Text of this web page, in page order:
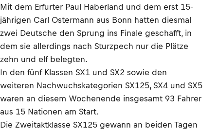
Mit dem Erfurter Paul Haberland und dem erst 15-
jährigen Carl Ostermann aus Bonn hatten diesmal
zwei Deutsche den Sprung ins Finale geschafft, in
dem sie allerdings nach Sturzpech nur die Plätze
zehn und elf belegten.
In den fünf Klassen SX1 und SX2 sowie den
weiteren Nachwuchskategorien SX125, SX4 und SX5
waren an diesem Wochenende insgesamt 93 Fahrer
aus 15 Nationen am Start.
Die Zweitaktklasse SX125 gewann an beiden Tagen